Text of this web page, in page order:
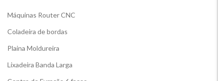
Máquinas Router CNC
Coladeira de bordas
Plaina Moldureira
Lixadeira Banda Larga